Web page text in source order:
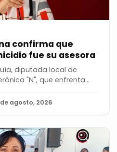
confirma que
fue su asesora
diputada local de
"N", que enfrenta...
agosto, 2026